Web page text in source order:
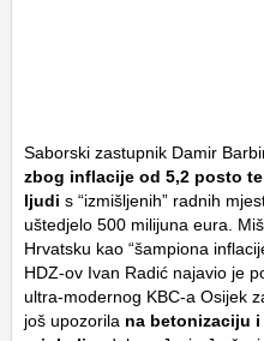
Saborski zastupnik Damir
zbog inflacije od 5,2 posto
ljudi s “izmišljenih” radnih
uštedjelo 500 milijuna eura.
Hrvatsku kao “šampiona
HDZ-ov Ivan Radić najavio je
ultra-modernog KBC-a Osijek
još upozorila na betonizaciju